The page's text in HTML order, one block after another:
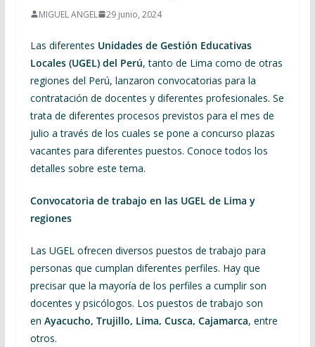
MIGUEL ANGEL 29 junio, 2024
Las diferentes Unidades de Gestión Educativas
Locales (UGEL) del Perú, tanto de Lima como de otras
regiones del Perú, lanzaron convocatorias para la
contratación de docentes y diferentes profesionales. Se
trata de diferentes procesos previstos para el mes de
julio a través de los cuales se pone a concurso plazas
vacantes para diferentes puestos. Conoce todos los
detalles sobre este tema.
Convocatoria de trabajo en las UGEL de Lima y
regiones
Las UGEL ofrecen diversos puestos de trabajo para
personas que cumplan diferentes perfiles. Hay que
precisar que la mayoría de los perfiles a cumplir son
docentes y psicólogos. Los puestos de trabajo son
en Ayacucho, Trujillo, Lima, Cusca, Cajamarca, entre
otros.